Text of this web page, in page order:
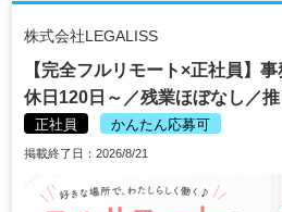
株式会社LEGALISS
【完全フルリモート×正社員】
休日120日～／残業ほぼなし／
正社員 かんたん応募可
掲載終了日：2026/8/21